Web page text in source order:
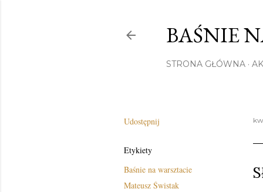
BAŚNIE
STRONA GŁÓWNA
Udostępnij
Etykiety
Baśnie na warsztacie
Mateusz Świstak